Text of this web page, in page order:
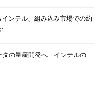
ンテル、組み込み市場での約
の量産開発へ、インテルの